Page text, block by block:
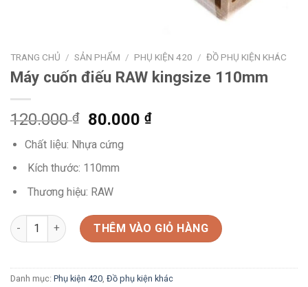
TRANG CHỦ / SẢN PHẨM / PHỤ KIỆN 420 / ĐỒ PHỤ KIỆN KHÁC
Máy cuốn điếu RAW kingsize 110mm
120.000₫ 80.000₫
Chất liệu: Nhựa cứng
Kích thước: 110mm
Thương hiệu: RAW
Máy cuốn điếu RAW kingsize 110mm số lượng
THÊM VÀO GIỎ HÀNG
Danh mục: Phụ kiện 420 Đồ phụ kiện khác